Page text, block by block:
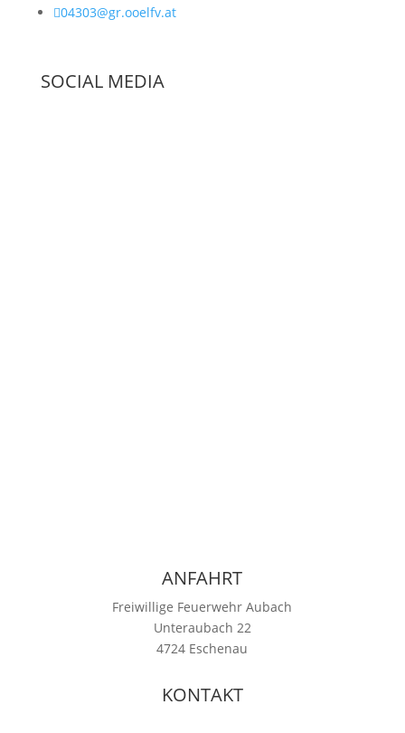
04303@gr.ooelfv.at
SOCIAL MEDIA
ANFAHRT
Freiwillige Feuerwehr Aubach
Unteraubach 22
4724 Eschenau
KONTAKT